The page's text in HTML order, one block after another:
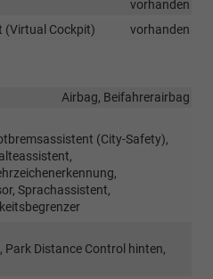
vorhanden
(Virtual Cockpit)
vorhanden
Airbag, Beifahrerairbag
(City-Safety),
Sprachassistent,
Park Distance Control hinten,